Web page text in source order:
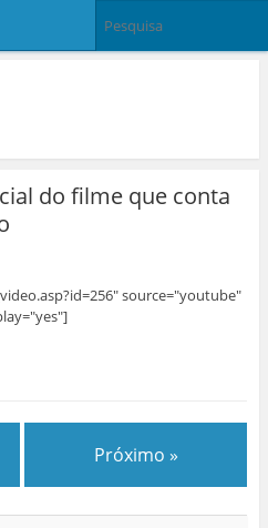
do filme que conta
source="youtube"
Próximo »